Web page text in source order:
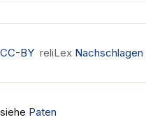
CC-BY reliLex Nachschlagen
siehe Paten